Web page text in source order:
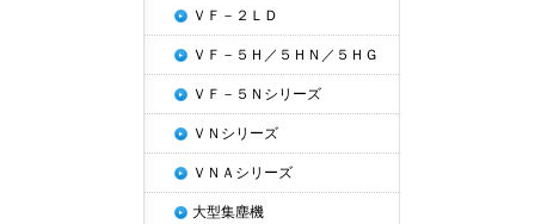
ＶＦ－２ＬＤ
ＶＦ－５Ｈ／５ＨＮ／５ＨＧ
ＶＦ－５Ｎシリーズ
ＶＮシリーズ
ＶＮＡシリーズ
大型集塵機